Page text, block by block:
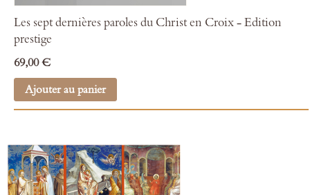
Les sept dernières paroles du Christ en Croix - Edition
prestige
69,00 €
Ajouter au panier